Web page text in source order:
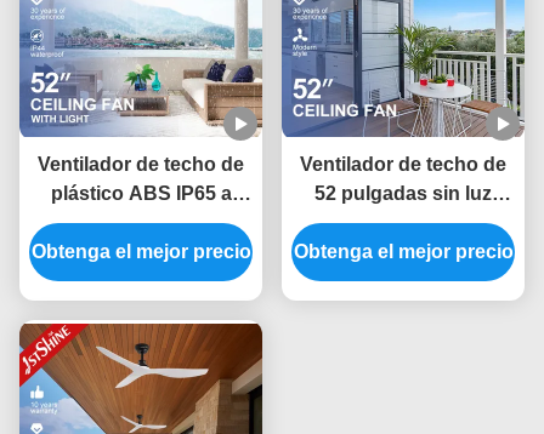
Ventilador de techo de
plástico ABS IP65 a
prueba de agua con
cuchillas de 52
pulgadas y control
Obtenga el mejor precio
Ventilador de techo de
52 pulgadas sin luz
ABS Blade Smart APP
Control
Obtenga el mejor precio